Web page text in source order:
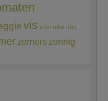
vis voor elke dag
zomerszonnig